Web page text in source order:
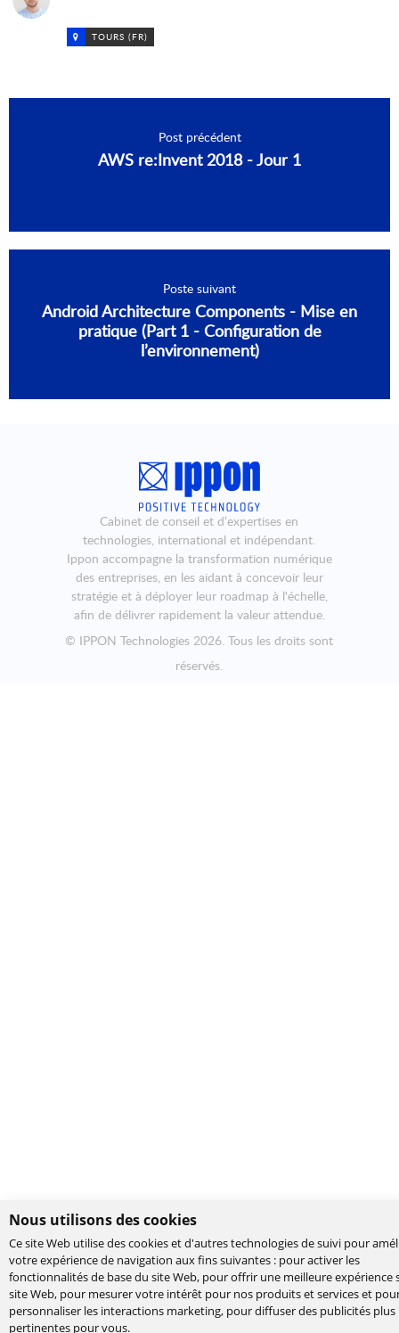
Nous utilisons des cookies
Ce site Web utilise des cookies et d'autres technologies de suivi pour
votre expérience de navigation aux fins suivantes : pour activer les
fonctionnalités de base du site Web, pour offrir une meilleure expérience
site Web, pour mesurer votre intérêt pour nos produits et services et
personnaliser les interactions marketing, pour diffuser des publicités plus
pertinentes pour vous.
TOURS (FR)
Post précédent
AWS re:Invent 2018 - Jour 1
Poste suivant
Android Architecture Components - Mise en
pratique (Part 1 - Configuration de
l’environnement)
Cabinet de conseil et d’expertises en
technologies, international et indépendant.
Ippon accompagne la transformation numérique
des entreprises, en les aidant à concevoir leur
stratégie et à déployer leur roadmap à l'échelle,
afin de délivrer rapidement la valeur attendue.
© IPPON Technologies 2026. Tous les droits sont
réservés.